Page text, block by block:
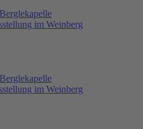
im Weinberg
im Weinberg